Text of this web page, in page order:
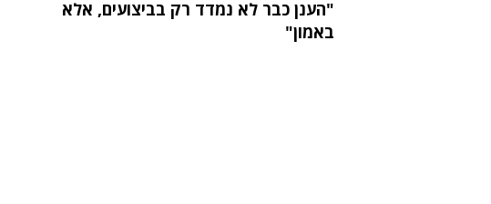
"הענן כבר לא נמדד רק בביצועים, אלא
באמון"